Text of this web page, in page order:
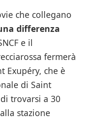
che collegano
differenza
e il
fermerà
Exupéry, che è
di Saint
trovarsi a 30
stazione